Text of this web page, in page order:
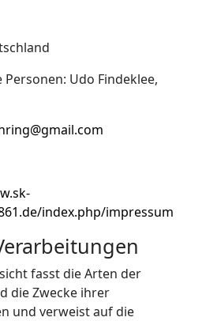
Udo Findeklee,
index.php/impressum
fasst die Arten der
die Zwecke ihrer
und verweist auf die